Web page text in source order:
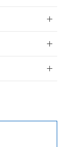
下を必ずお読
する
類４
備考